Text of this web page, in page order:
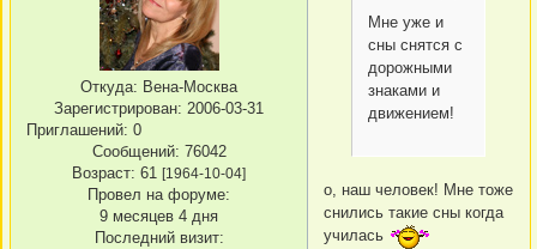
Откуда: Вена-Москва
Зарегистрирован: 2006-03-31
Приглашений: 0
Сообщений: 76042
Возраст: 61 [1964-10-04]
Провел на форуме:
9 месяцев 4 дня
Последний визит:
Мне уже и
сны снятся с
дорожными
знаками и
движением!
о, наш человек! Мне тоже
снились такие сны когда
училась